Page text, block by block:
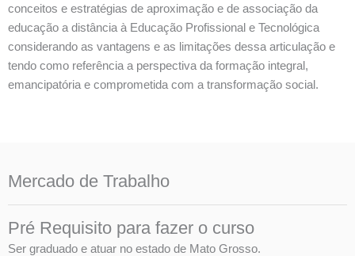
conceitos e estratégias de aproximação e de associação da
educação a distância à Educação Profissional e Tecnológica
considerando as vantagens e as limitações dessa articulação e
tendo como referência a perspectiva da formação integral,
emancipatória e comprometida com a transformação social.
Mercado de Trabalho
Pré Requisito para fazer o curso
Ser graduado e atuar no estado de Mato Grosso.